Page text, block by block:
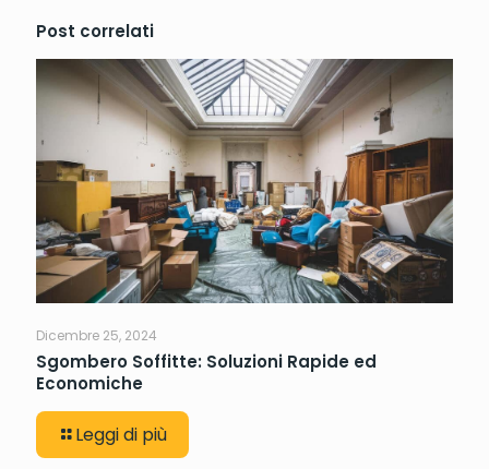
Post correlati
Dicembre 25, 2024
Sgombero Soffitte: Soluzioni Rapide ed
Economiche
Leggi di più